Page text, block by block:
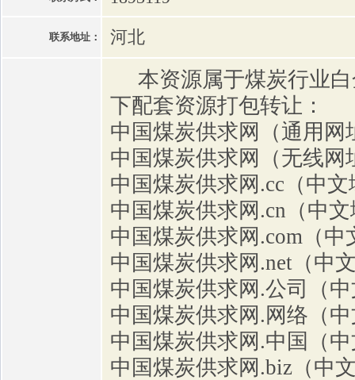
联系地址： 河北
本资源属于煤炭行业白
下配套资源打包转让：
中国煤炭供求网（通用网
中国煤炭供求网（无线网
中国煤炭供求网.cc（中文
中国煤炭供求网.cn（中
中国煤炭供求网.com（中
中国煤炭供求网.net（中
中国煤炭供求网.公司（
中国煤炭供求网.网络（
中国煤炭供求网.中国（
中国煤炭供求网.biz（中